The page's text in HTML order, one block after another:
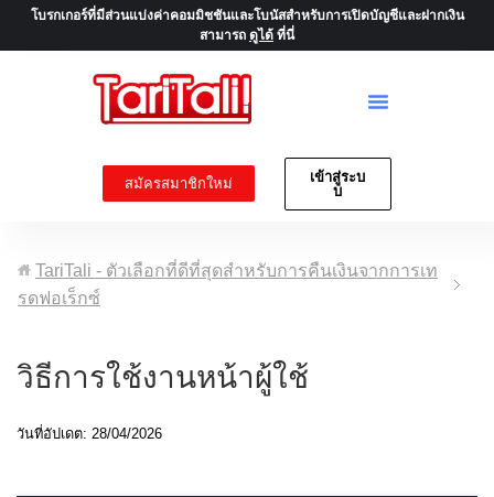
โบรกเกอร์ที่มีส่วนแบ่งค่าคอมมิชชันและโบนัสสำหรับการเปิดบัญชีและฝากเงิน
สามารถดูได้ที่นี่
สมัครสมาชิกใหม่
เข้าสู่ระบ
บ
TariTali - ตัวเลือกที่ดีที่สุดสำหรับการคืนเงินจากการเท
รดฟอเร็กซ์
วิธีการใช้งานหน้าผู้ใช้
วันที่อัปเดต: 28/04/2026